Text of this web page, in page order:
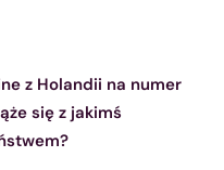
z Holandii na numer
się z jakimś